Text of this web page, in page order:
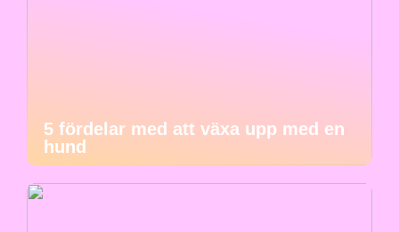
5 fördelar med att växa upp med en
hund